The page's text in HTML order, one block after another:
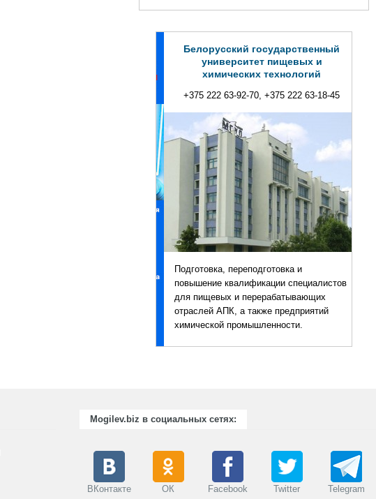
Белорусский государственный
университет пищевых и
химических технологий
+375 222 63-92-70, +375 222 63-18-45
Подготовка, переподготовка и
повышение квалификации специалистов
для пищевых и перерабатывающих
отраслей АПК, а также предприятий
химической промышленности.
Mogilev.biz в социальных сетях:
ВКонтакте ОК Facebook Twitter Telegram